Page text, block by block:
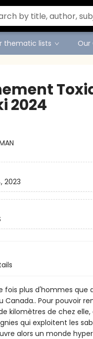
thematic lists Our
2024
2023
fois plus d'hommes que
Canada.. Pour pouvoir
kilomètres de chez
qui exploitent les
alors un monde